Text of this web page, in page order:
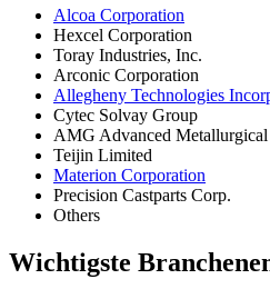
Alcoa Corporation
Hexcel Corporation
Toray Industries, Inc.
Arconic Corporation
Allegheny Technologies
Cytec Solvay Group
AMG Advanced
Teijin Limited
Materion Corporation
Precision Castparts Corp.
Others
Wichtigste